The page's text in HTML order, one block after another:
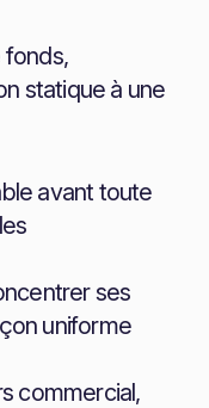
fonds,
statique à une
avant toute
ses
uniforme
commercial,